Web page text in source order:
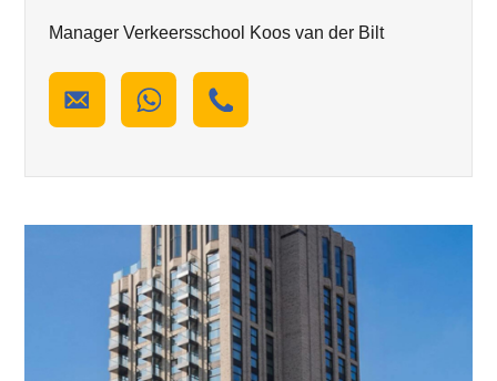
Manager Verkeersschool Koos van der Bilt